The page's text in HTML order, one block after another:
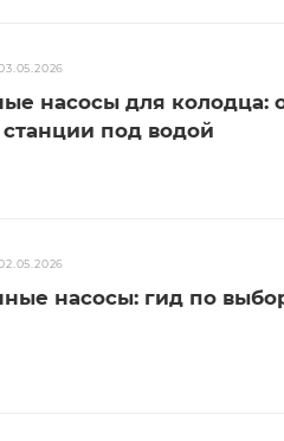
насосы для колодца:
под водой
насосы: гид по